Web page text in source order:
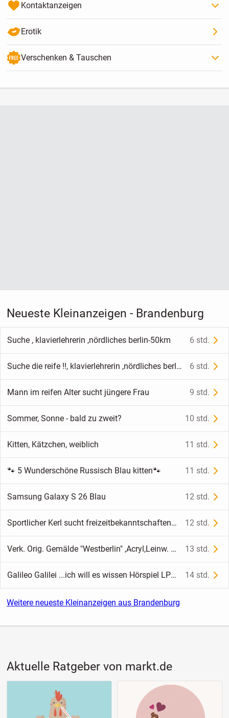
Kontaktanzeigen
Erotik
Verschenken & Tauschen
Neueste Kleinanzeigen - Brandenburg
Suche , klavierlehrerin ,nördliches berlin-50km 6 std.
Suche die reife !!, klavierlehrerin ,nördliches berlin-50km 6 std.
Mann im reifen Alter sucht jüngere Frau 9 std.
Sommer, Sonne - bald zu zweit? 10 std.
Kitten, Kätzchen, weiblich 11 std.
🐾 5 Wunderschöne Russisch Blau kitten🐾 11 std.
Samsung Galaxy S 26 Blau 12 std.
Sportlicher Kerl sucht freizeitbekanntschaften aller Art 12 std.
Verk. Orig. Gemälde "Westberlin" ,Acryl,Leinw. Seifried 13 std.
Galileo Galilei ...ich will es wissen Hörspiel LP/Vinyl 14 std.
Weitere neueste Kleinanzeigen aus Brandenburg
Aktuelle Ratgeber von markt.de